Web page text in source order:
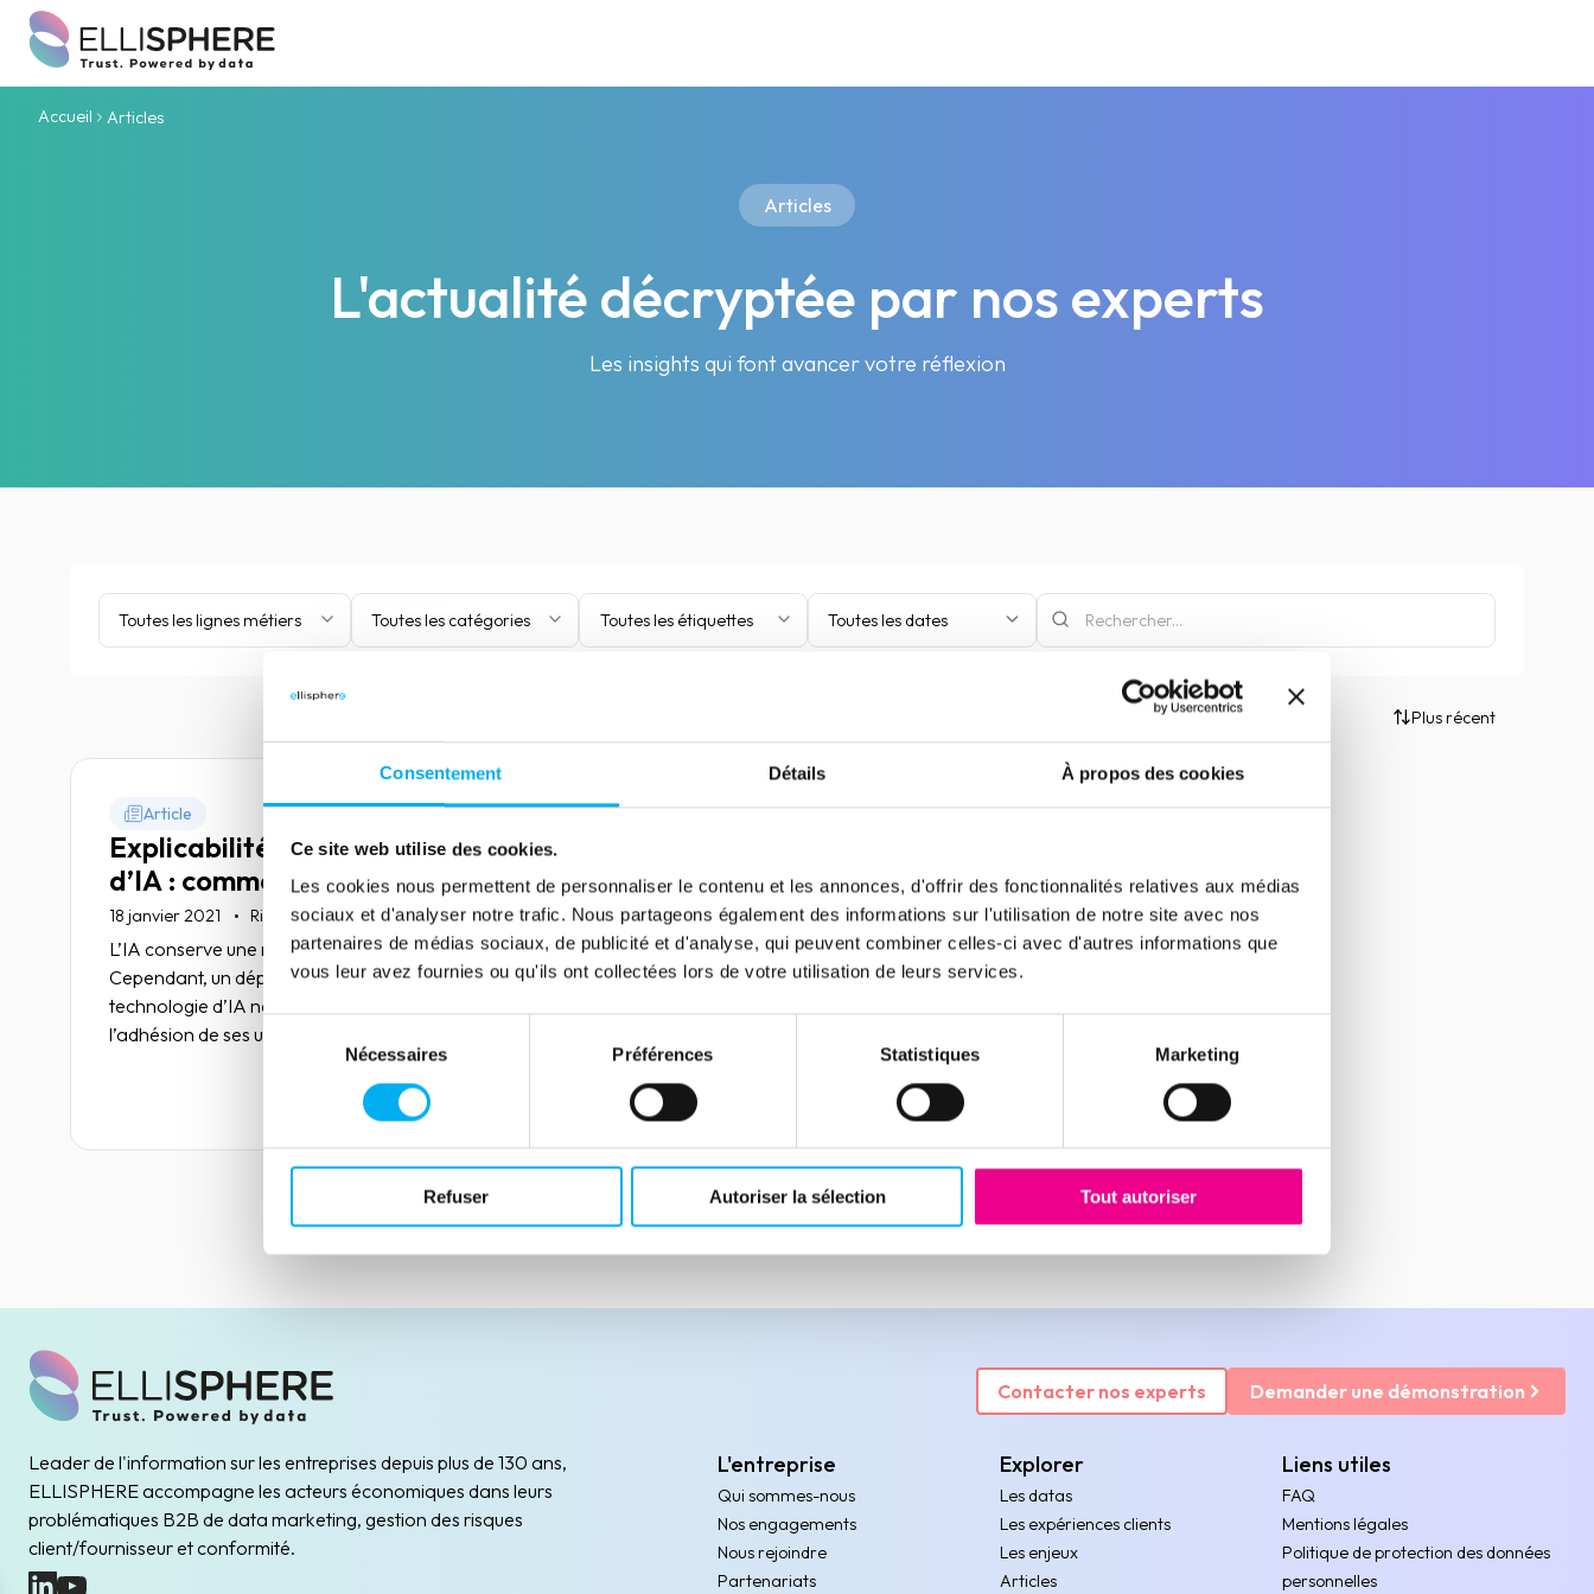
Consentement Détails À propos des cookies
Ce site web utilise des cookies.
Les cookies nous permettent de personnaliser le contenu et les annonces, d'offrir des fonctionnalités relatives aux médias
sociaux et d'analyser notre trafic. Nous partageons également des informations sur l'utilisation de notre site avec nos
partenaires de médias sociaux, de publicité et d'analyse, qui peuvent combiner celles-ci avec d'autres informations que
vous leur avez fournies ou qu'ils ont collectées lors de votre utilisation de leurs services.
consentement
Nécessaires Préférences Statistiques Marketing
Refuser Autoriser la sélection Tout autoriser
Accueil Articles
Articles
L'actualité décryptée par nos experts
Les insights qui font avancer votre réflexion
Toutes les lignes métiers Toutes les catégories Toutes les étiquettes Toutes les dates
Plus récent
Article
Explicabilité des systèmes
d’IA : comment faire ?
18 janvier 2021 Risk management
L’IA conserve une réputation de boîte noire.
Cependant, un déploiement réussi d’une
technologie d’IA nécessite la confiance et
l’adhésion de ses utilisateurs. Trop souvent, on
demande aux utilisateurs de faire confiance
au système sur la base de performances
Lire la suite
Contacter nos experts Demander une démonstration
Leader de l'information sur les entreprises depuis plus de 130 ans,
ELLISPHERE accompagne les acteurs économiques dans leurs
problématiques B2B de data marketing, gestion des risques
client/fournisseur et conformité.
(nouvelle fenêtre)
(nouvelle fenêtre)
L'entreprise
Qui sommes-nous
Nos engagements
Nous rejoindre
Partenariats
Explorer
Les datas
Les expériences clients
Les enjeux
Articles
Liens utiles
FAQ
Mentions légales
Politique de protection des données
personnelles